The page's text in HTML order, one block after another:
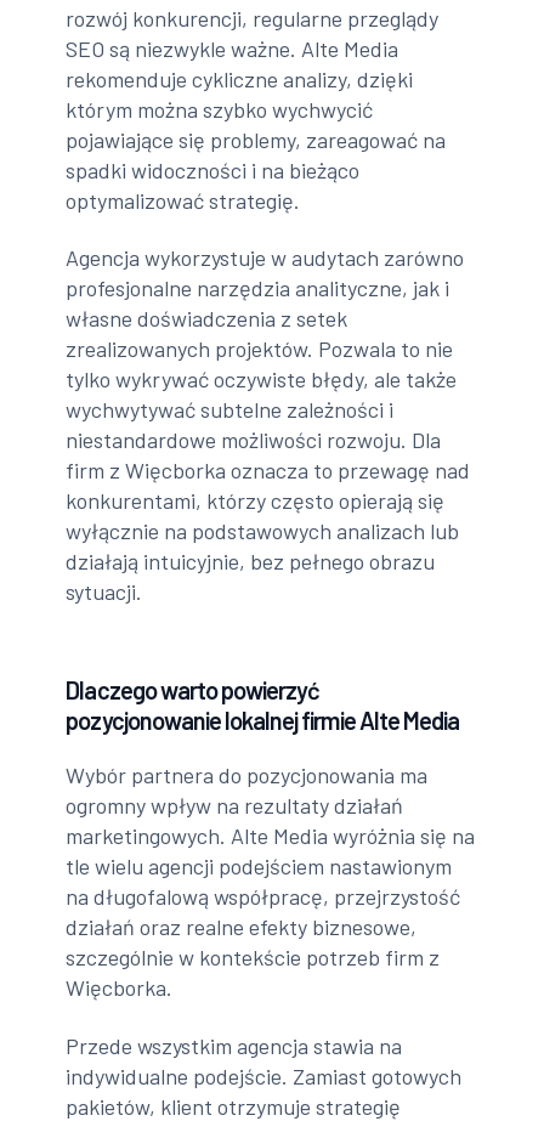
rozwój konkurencji, regularne przeglądy
SEO są niezwykle ważne. Alte Media
rekomenduje cykliczne analizy, dzięki
którym można szybko wychwycić
pojawiające się problemy, zareagować na
spadki widoczności i na bieżąco
optymalizować strategię.
Agencja wykorzystuje w audytach zarówno
profesjonalne narzędzia analityczne, jak i
własne doświadczenia z setek
zrealizowanych projektów. Pozwala to nie
tylko wykrywać oczywiste błędy, ale także
wychwytywać subtelne zależności i
niestandardowe możliwości rozwoju. Dla
firm z Więcborka oznacza to przewagę nad
konkurentami, którzy często opierają się
wyłącznie na podstawowych analizach lub
działają intuicyjnie, bez pełnego obrazu
sytuacji.
Dlaczego warto powierzyć
pozycjonowanie lokalnej firmie Alte Media
Wybór partnera do pozycjonowania ma
ogromny wpływ na rezultaty działań
marketingowych. Alte Media wyróżnia się na
tle wielu agencji podejściem nastawionym
na długofalową współpracę, przejrzystość
działań oraz realne efekty biznesowe,
szczególnie w kontekście potrzeb firm z
Więcborka.
Przede wszystkim agencja stawia na
indywidualne podejście. Zamiast gotowych
pakietów, klient otrzymuje strategię